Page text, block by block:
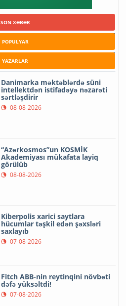
SON XƏBƏR
POPULYAR
YAZARLAR
Danimarka məktəblərdə süni
intellektdən istifadəyə nəzarəti
sərtləşdirir
08-08-2026
“Azərkosmos”un KOSMİK
Akademiyası mükafata layiq
görülüb
08-08-2026
Kiberpolis xarici saytlara
hücumlar təşkil edən şəxsləri
saxlayıb
07-08-2026
Fitch ABB-nin reytinqini növbəti
dəfə yüksəltdi!
07-08-2026